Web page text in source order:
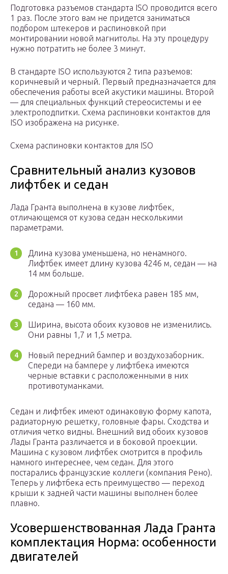
Подготовка разъемов стандарта ISO проводится всего
1 раз. После этого вам не придется заниматься
подбором штекеров и распиновкой при
монтировании новой магнитолы. На эту процедуру
нужно потратить не более 3 минут.
В стандарте ISO используются 2 типа разъемов:
коричневый и черный. Первый предназначается для
обеспечения работы всей акустики машины. Второй
— для специальных функций стереосистемы и ее
электроподпитки. Схема распиновки контактов для
ISO изображена на рисунке.
Схема распиновки контактов для ISO
Сравнительный анализ кузовов
лифтбек и седан
Лада Гранта выполнена в кузове лифтбек,
отличающемся от кузова седан несколькими
параметрами.
Длина кузова уменьшена, но ненамного.
Лифтбек имеет длину кузова 4246 м, седан — на
14 мм больше.
Дорожный просвет лифтбека равен 185 мм,
седана — 160 мм.
Ширина, высота обоих кузовов не изменились.
Они равны 1,7 и 1,5 метра.
Новый передний бампер и воздухозаборник.
Спереди на бампере у лифтбека имеются
черные вставки с расположенными в них
противотуманками.
Седан и лифтбек имеют одинаковую форму капота,
радиаторную решетку, головные фары. Сходства и
отличия четко видны. Внешний вид обоих кузовов
Лады Гранта различается и в боковой проекции.
Машина с кузовом лифтбек смотрится в профиль
намного интереснее, чем седан. Для этого
постарались французские коллеги (компания Рено).
Теперь у лифтбека есть преимущество — переход
крыши к задней части машины выполнен более
плавно.
Усовершенствованная Лада Гранта
комплектация Норма: особенности
двигателей